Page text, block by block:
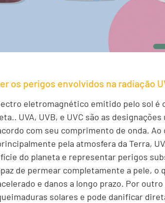
os perigos envolvidos na radiação
eletromagnético emitido pelo sol é
UVA, UVB, e UVC são as designações
com seu comprimento de onda. Ao
pela atmosfera da Terra,
do planeta e representar perigos
de permear completamente a pele, o
e danos a longo prazo. Por outro
solares e pode danificar